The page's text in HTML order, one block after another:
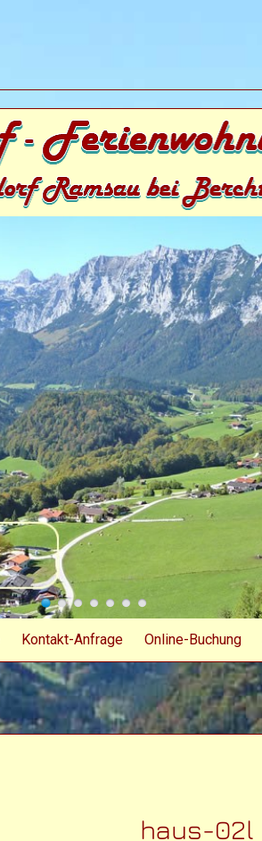
Kontakt-Anfrage Online-Buchung
haus-02l